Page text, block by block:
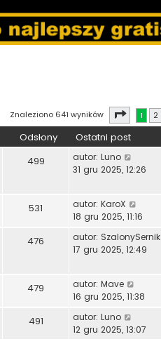
Znaleziono 641 wyników Strona1
1 2
Odsłony Ostatni post
499 autor: Luno
31 gru 2025, 12:26
531 autor: KaroX
18 gru 2025, 11:16
476 autor: SzalonySernik
17 gru 2025, 12:49
479 autor: Mave
16 gru 2025, 11:38
491 autor: Luno
12 gru 2025, 13:07